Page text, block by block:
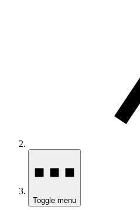
Toggle menu